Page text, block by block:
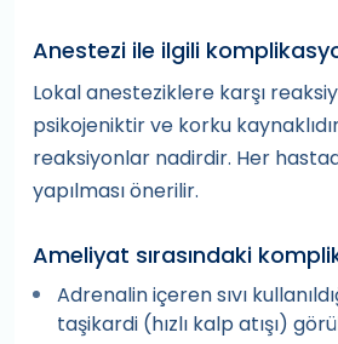
Anestezi ile ilgili
Lokal anesteziklere karşı
psikojeniktir ve korku
reaksiyonlar nadirdir. Her
yapılması önerilir.
Ameliyat sırasındaki
Adrenalin içeren sıvı
taşikardi (hızlı kalp atışı)